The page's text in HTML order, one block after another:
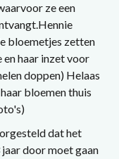
ze een
bloemetjes zetten
haar inzet voor
doppen) Helaas
bloemen thuis
dat het
door moet gaan